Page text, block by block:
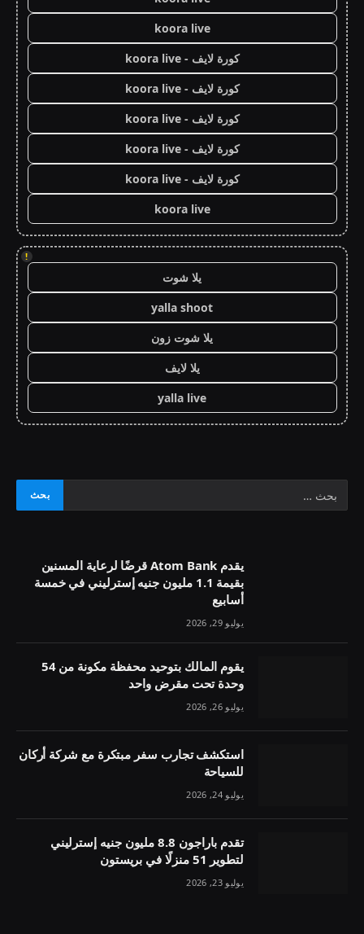
koora live
كورة لايف - koora live
كورة لايف - koora live
كورة لايف - koora live
كورة لايف - koora live
كورة لايف - koora live
koora live
!
يلا شوت
yalla shoot
يلا شوت زون
يلا لايف
yalla live
يقدم Atom Bank قرضًا لرعاية المسنين
بقيمة 1.1 مليون جنيه إسترليني في خمسة
أسابيع
يوليو 29, 2026
يقوم المالك بتوحيد محفظة مكونة من 54
وحدة تحت مقرض واحد
يوليو 26, 2026
استكشف تجارب سفر مبتكرة مع شركة أركان
للسياحة
يوليو 24, 2026
تقدم باراجون 8.8 مليون جنيه إسترليني
لتطوير 51 منزلًا في بريستون
يوليو 23, 2026